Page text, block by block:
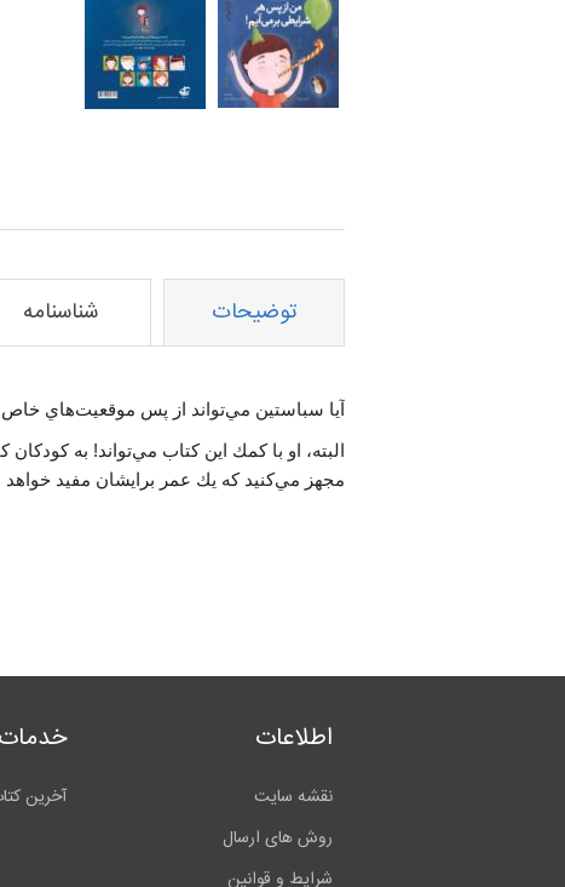
توضیحات شناسنامه
آيا سباستين مي‌تواند از پس موقعيت‌هاي خاص
البته، او با كمك اين كتاب مي‌تواند! به
مجهز مي‌كنيد كه يك عمر برايشان مفيد خواهد
اطلاعات
نقشه سایت
روش های ارسال
شرایط و قوانین
آخرین